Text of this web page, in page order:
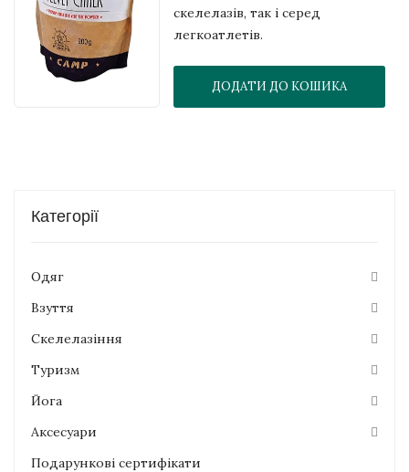
скелелазів, так і серед
легкоатлетів.
ДОДАТИ ДО КОШИКА
Категорії
Одяг
Взуття
Скелелазіння
Туризм
Йога
Аксесуари
Подарункові сертифікати